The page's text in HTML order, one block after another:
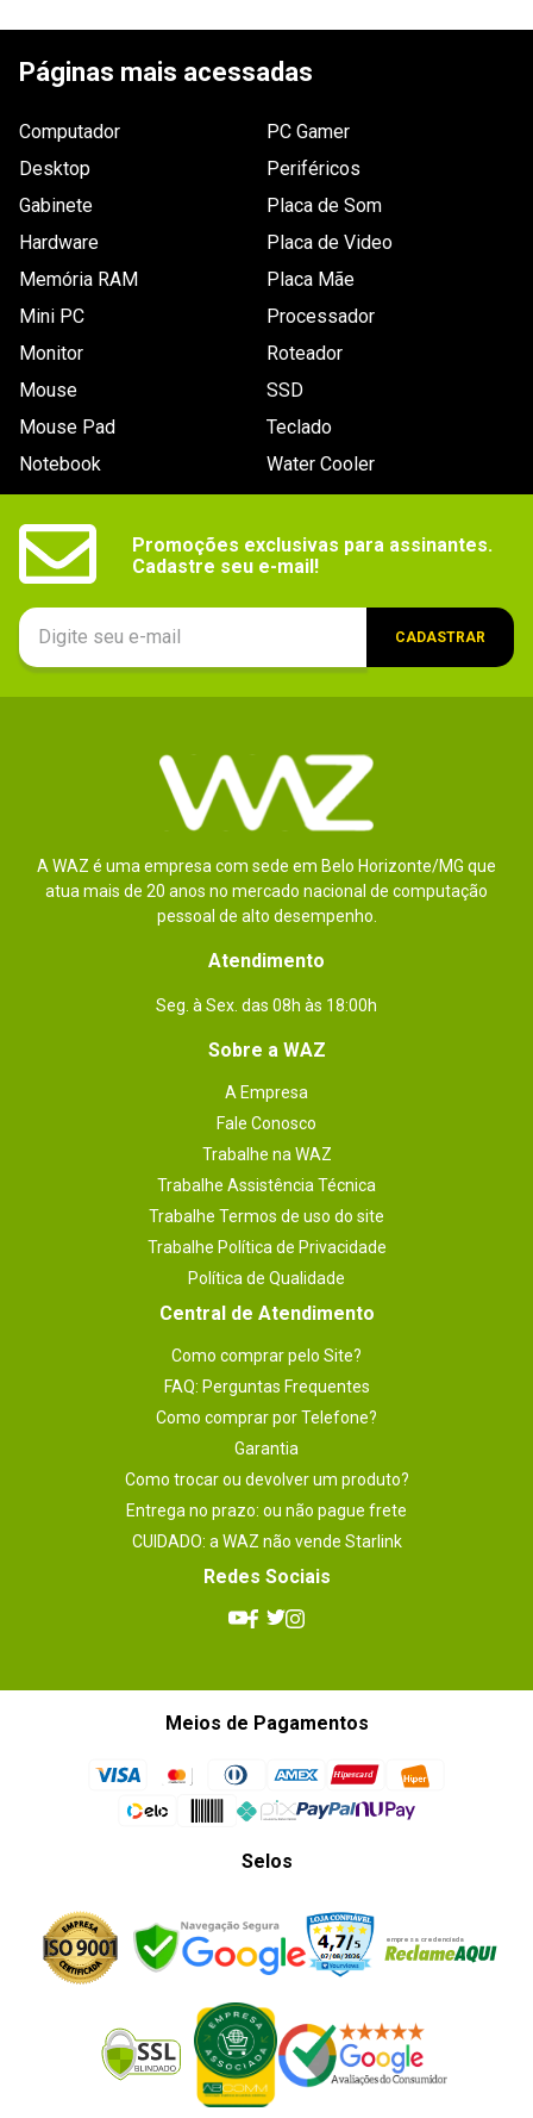
ESCREVER AVALIAÇÃO
Páginas mais acessadas
Computador
Desktop
Gabinete
Hardware
Memória RAM
Mini PC
Monitor
Mouse
Mouse Pad
Notebook
PC Gamer
Periféricos
Placa de Som
Placa de Video
Placa Mãe
Processador
Roteador
SSD
Teclado
Water Cooler
Promoções exclusivas para assinantes.
Cadastre seu e-mail!
CADASTRAR
A WAZ é uma empresa com sede em Belo Horizonte/MG que
atua mais de 20 anos no mercado nacional de computação
pessoal de alto desempenho.
Atendimento
Seg. à Sex. das 08h às 18:00h
Sobre a WAZ
A Empresa
Fale Conosco
Trabalhe na WAZ
Trabalhe Assistência Técnica
Trabalhe Termos de uso do site
Trabalhe Política de Privacidade
Política de Qualidade
Central de Atendimento
Como comprar pelo Site?
FAQ: Perguntas Frequentes
Como comprar por Telefone?
Garantia
Como trocar ou devolver um produto?
Entrega no prazo: ou não pague frete
CUIDADO: a WAZ não vende Starlink
Redes Sociais
Meios de Pagamentos
Selos